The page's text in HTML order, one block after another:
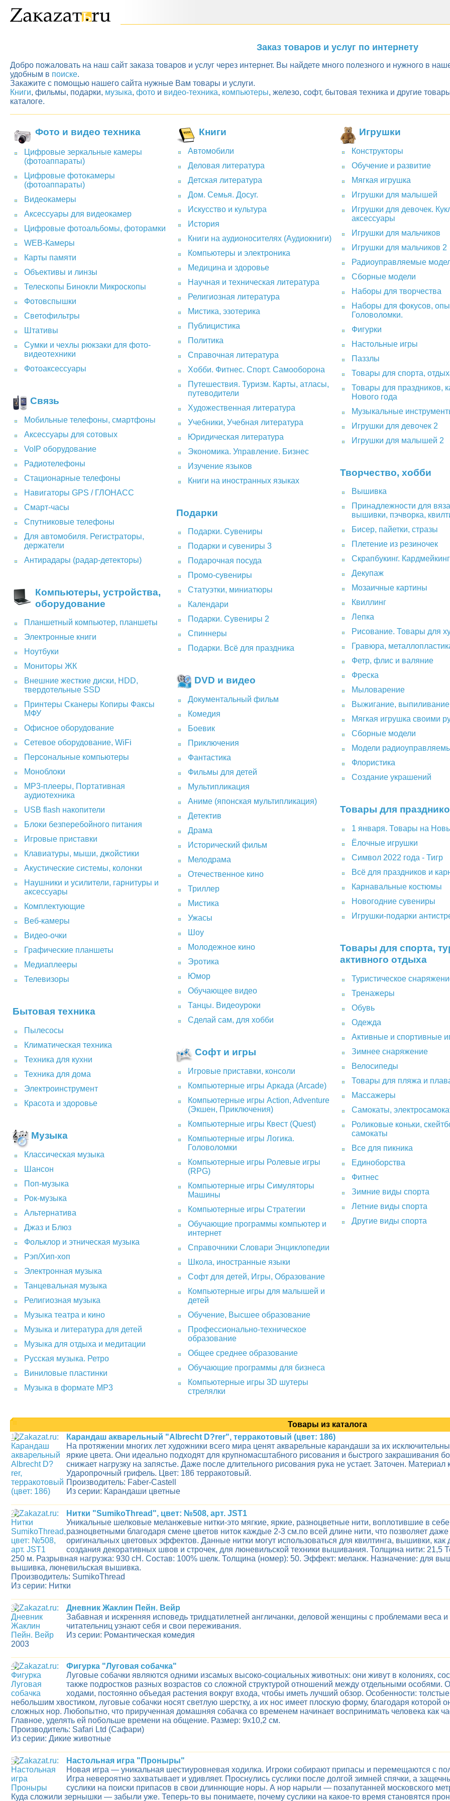
Заказ товаров и услуг по интернету
Добро пожаловать на наш сайт заказа товаров и услуг через интернет. Вы найдете много полезного и нужного в
удобным в поиске.
Закажите с помощью нашего сайта нужные Вам товары и услуги.
Книги, фильмы, подарки, музыка, фото и видео-техника, компьютеры, железо, софт, бытовая техника и другие
каталоге.
Фото и видео техника
Цифровые зеркальные камеры
(фотоаппараты)
Цифровые фотокамеры
(фотоаппараты)
Видеокамеры
Аксессуары для видеокамер
Цифровые фотоальбомы, фоторамки
WEB-Камеры
Карты памяти
Объективы и линзы
Телескопы Бинокли Микроскопы
Фотовспышки
Светофильтры
Штативы
Сумки и чехлы рюкзаки для фото-
видеотехники
Фотоаксессуары
Cвязь
Мобильные телефоны, смартфоны
Аксессуары для сотовых
VoIP оборудование
Радиотелефоны
Стационарные телефоны
Навигаторы GPS / ГЛОНАСС
Смарт-часы
Спутниковые телефоны
Для автомобиля. Регистраторы,
держатели
Антирадары (радар-детекторы)
Компьютеры, устройства,
оборудование
Планшетный компьютер, планшеты
Электронные книги
Ноутбуки
Мониторы ЖК
Внешние жесткие диски, HDD,
твердотельные SSD
Принтеры Сканеры Копиры Факсы
МФУ
Офисное оборудование
Сетевое оборудование, WiFi
Персональные компьютеры
Моноблоки
MP3-плееры, Портативная
аудиотехника
USB flash накопители
Блоки безперебойного питания
Игровые приставки
Клавиатуры, мыши, джойстики
Акустические системы, колонки
Наушники и усилители, гарнитуры и
аксессуары
Комплектующие
Веб-камеры
Видео-очки
Графические планшеты
Медиаплееры
Телевизоры
Бытовая техника
Пылесосы
Климатическая техника
Техника для кухни
Техника для дома
Электроинструмент
Красота и здоровье
Музыка
Классическая музыка
Шансон
Поп-музыка
Рок-музыка
Альтернатива
Джаз и Блюз
Фольклор и этническая музыка
Рэп/Хип-хоп
Электронная музыка
Танцевальная музыка
Религиозная музыка
Музыка театра и кино
Музыка и литература для детей
Музыка для отдыха и медитации
Русская музыка. Ретро
Виниловые пластинки
Музыка в формате MP3
Книги
Автомобили
Деловая литература
Детская литература
Дом. Семья. Досуг.
Искусство и культура
История
Книги на аудионосителях (Аудиокниги)
Компьютеры и электроника
Медицина и здоровье
Научная и техническая литература
Религиозная литература
Мистика, эзотерика
Публицистика
Политика
Справочная литература
Хобби. Фитнес. Спорт. Самооборона
Путешествия. Туризм. Карты, атласы,
путеводители
Художественная литература
Учебники, Учебная литература
Юридическая литература
Экономика. Управление. Бизнес
Изучение языков
Книги на иностранных языках
Подарки
Подарки. Сувениры
Подарки и сувениры 3
Подарочная посуда
Промо-сувениры
Статуэтки, миниатюры
Календари
Подарки. Сувениры 2
Спиннеры
Подарки. Всё для праздника
DVD и видео
Документальный фильм
Комедия
Боевик
Приключения
Фантастика
Фильмы для детей
Мультипликация
Аниме (японская мультипликация)
Детектив
Драма
Исторический фильм
Мелодрама
Отечественное кино
Триллер
Мистика
Ужасы
Шоу
Молодежное кино
Эротика
Юмор
Обучающее видео
Танцы. Видеоуроки
Сделай сам, для хобби
Софт и игры
Игровые приставки, консоли
Компьютерные игры Аркада (Arcade)
Компьютерные игры Action, Adventure
(Экшен, Приключения)
Компьютерные игры Квест (Quest)
Компьютерные игры Логика.
Головоломки
Компьютерные игры Ролевые игры
(RPG)
Компьютерные игры Симуляторы
Машины
Компьютерные игры Стратегии
Обучающие программы компьютер и
интернет
Справочники Словари Энциклопедии
Школа, иностранные языки
Софт для детей, Игры, Образование
Компьютерные игры для малышей и
детей
Обучение, Высшее образование
Профессионально-техническое
образование
Общее среднее образование
Обучающие программы для бизнеса
Компьютерные игры 3D шутеры
стрелялки
Игрушки
Конструкторы
Обучение и развитие
Мягкая игрушка
Игрушки для малышей
Игрушки для девочек.
аксессуары
Игрушки для мальчиков
Игрушки для мальчиков 2
Радиоуправляемые
Сборные модели
Наборы для творчества
Наборы для фокусов,
Головоломки.
Фигурки
Настольные игры
Паззлы
Товары для спорта,
Товары для праздников,
Нового года
Музыкальные
Игрушки для девочек 2
Игрушки для малышей 2
Творчество, хобби
Вышивка
Принадлежности для
вышивки, пэчворка,
Бисер, пайетки, стразы
Плетение из резиночек
Скрапбукинг. Кардмейкинг
Декупаж
Мозаичные картины
Квиллинг
Лепка
Рисование. Товары для
Гравюра,
Фетр, флис и валяние
Фреска
Мыловарение
Выжигание, выпиливание
Мягкая игрушка своими
Сборные модели
Модели
Флористика
Создание украшений
Товары для
1 января. Товары на
Ёлочные игрушки
Символ 2022 года - Тигр
Всё для праздников и
Карнавальные костюмы
Новогодние сувениры
Игрушки-подарки
Товары для спорта,
активного отдыха
Туристическое
Тренажеры
Обувь
Одежда
Активные и спортивные
Зимнее снаряжение
Велосипеды
Товары для пляжа и
Массажеры
Самокаты,
Роликовые коньки,
самокаты
Все для пикника
Единоборства
Фитнес
Зимние виды спорта
Летние виды спорта
Другие виды спорта
Товары из каталога
1
Карандаш акварельный "Albrecht D?rer", терракотовый (цвет: 186)
На протяжении многих лет художники всего мира ценят акварельные карандаши за их
яркие цвета. Они идеально подходят для крупномасштабного рисования и быстрого
снижает нагрузку на запястье. Даже после длительного рисования рука не устает. Заточен.
Ударопрочный грифель. Цвет: 186 терракотовый.
Производитель: Faber-Castell
Из серии: Карандаши цветные
2
Нитки "SumikoThread", цвет: №508, арт. JST1
Уникальные шелковые меланжевые нитки-это мягкие, яркие, разноцветные нити, воплотившие в
разноцветными благодаря смене цветов ниток каждые 2-3 см.по всей длине нити, что позволяет
оригинальных цветовых эффектов. Данные нитки могут использоваться для квилтинга, вышивки,
создания декоративных швов и строчек, для люневильской техники вышивания. Толщина нити: 21,5
250 м. Разрывная нагрузка: 930 сН. Состав: 100% шелк. Толщина (номер): 50. Эффект: меланж. Назначение: для
вышивка, люневильская вышивка.
Производитель: SumikoThread
Из серии: Нитки
3
Дневник Жаклин Пейн. Вейр
Забавная и искренняя исповедь тридцатилетней англичанки, деловой женщины с проблемами веса
читательниц узнают себя и свои переживания.
Из серии: Романтическая комедия
2003
4
Фигурка "Луговая собачка"
Луговые собачки являются одними изсамых высоко-социальных животных: они живут в колониях,
также подростков разных возрастов со сложной структурой отношений между отдельными
ходами, постоянно объедая растения вокруг входа, чтобы иметь лучший обзор. Особенности:
небольшим хвостиком, луговые собачки носят светлую шерстку, а их нос имеет плоскую форму, благодаря которой
сложных нор. Любопытно, что прирученная домашняя собачка со временем начинает воспринимать человека как
Главное, уделять ей побольше времени на общение. Размер: 9x10,2 см.
Производитель: Safari Ltd (Сафари)
Из серии: Дикие животные
5
Настольная игра "Проныры"
Новая игра — уникальная шестиуровневая ходилка. Игроки собирают припасы и перемещаются с
Игра невероятно захватывает и удивляет. Проснулись суслики после долгой зимней спячки, а
суслики на поиски припасов в свои длиннющие норы. А нор нарыли — позапутанней московского
Куда сложили зернышки — забыли уже. Теперь-то вы понимаете, почему суслики на какое-то время становятся